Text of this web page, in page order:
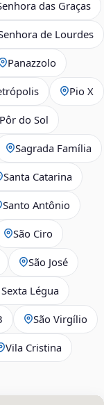
das Graças
de Lourdes
Panazzolo
Pio X
Pôr do Sol
Sagrada Família
Santa Catarina
Santo Antônio
São Ciro
São José
Légua
São Virgílio
Vila Cristina